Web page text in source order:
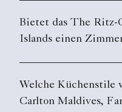
Bietet das The Ritz-
Islands einen
Welche Küchenstile
Carlton Maldives,